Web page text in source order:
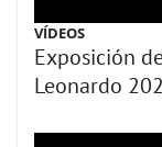
VÍDEOS
Exposición
Leonardo